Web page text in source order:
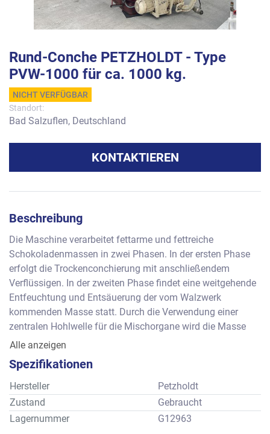
Rund-Conche PETZHOLDT - Type
PVW-1000 für ca. 1000 kg.
NICHT VERFÜGBAR
Standort:
Bad Salzuflen, Deutschland
KONTAKTIEREN
Beschreibung
Die Maschine verarbeitet fettarme und fettreiche
Schokoladenmassen in zwei Phasen. In der ersten Phase
erfolgt die Trockenconchierung mit anschließendem
Verflüssigen. In der zweiten Phase findet eine weitgehende
Entfeuchtung und Entsäuerung der vom Walzwerk
kommenden Masse statt. Durch die Verwendung einer
zentralen Hohlwelle für die Mischorgane wird die Masse
zentral nach oben gefördert und radial zur Behälterwand
Füllmenge      : ca. 1.000 bis 1.300 kg abhängig von der
jeweiligen Rezeptur
Abmessungen: ca. 2265 x 2000 x 2420 mm
Eigengewicht : ca. 4200 kg
Alle Angaben gemäß Prospektbeschreibung des Herstellers,
Alle anzeigen
Spezifikationen
Hersteller
Petzholdt
Zustand
Gebraucht
Lagernummer
G12963